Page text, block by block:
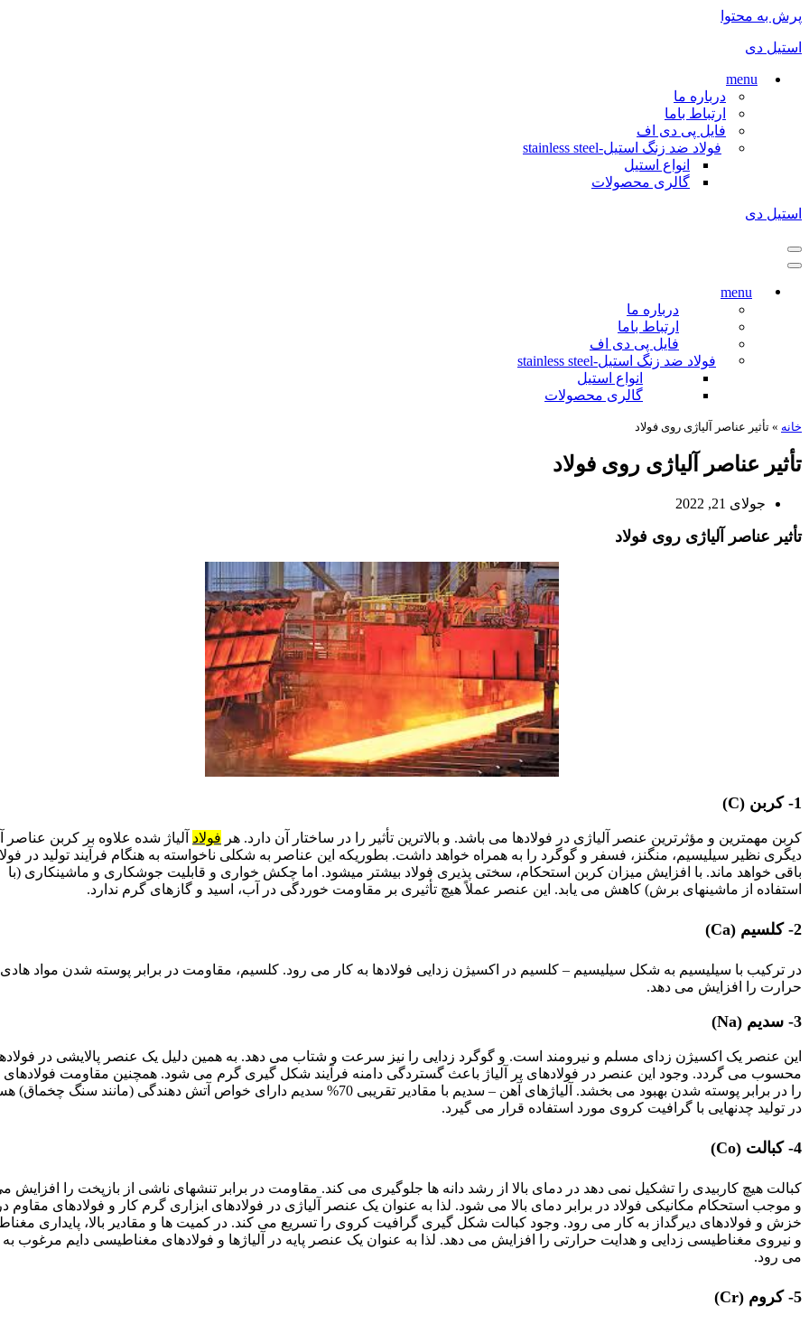
پرش به محتوا
استیل دی
menu
درباره ما
ارتباط باما
فایل پی دی اف
فولاد ضد زنگ استیل-stainless steel
انواع استیل
گالری محصولات
استیل دی
فهرست
ناوبری
فهرست
menu
درباره ما
ارتباط باما
فایل پی دی اف
فولاد ضد زنگ استیل-stainless steel
انواع استیل
گالری محصولات
خانه » تأثیر عناصر آلیاژی روی فولاد
تأثیر عناصر آلیاژی روی فولاد
جولای 21, 2022
تأثیر عناصر آلیاژی روی فولاد
1- کربن (C)
کربن مهمترین و مؤثرترین عنصر آلیاژی در فولادها می باشد. و بالاترین تأثیر را در ساختار آن دارد. هر فولاد آلیاژ شده علاوه بر کربن عناصر
دیگری نظیر سیلیسیم، منگنز، فسفر و گوگرد را به همراه خواهد داشت. بطوریکه این عناصر به شکلی ناخواسته به هنگام فرآیند تولید در
باقی خواهد ماند. با افزایش میزان کربن استحکام، سختی پذیری فولاد بیشتر میشود. اما چکش خواری و قابلیت جوشکاری و ماشینکاری (با
استفاده از ماشینهای برش) کاهش می یابد. این عنصر عملاً هیچ تأثیری بر مقاومت خوردگی در آب، اسید و گازهای گرم ندارد.
2- کلسیم (Ca)
در ترکیب با سیلیسیم به شکل سیلیسیم – کلسیم در اکسیژن زدایی فولادها به کار می رود. کلسیم، مقاومت در برابر پوسته شدن مواد هادی
حرارت را افزایش می دهد.
3- سدیم (Na)
این عنصر یک اکسیژن زدای مسلم و نیرومند است. و گوگرد زدایی را نیز سرعت و شتاب می دهد. به همین دلیل یک عنصر پالایشی در
محسوب می گردد. وجود این عنصر در فولادهای پر آلیاژ باعث گستردگی دامنه فرآیند شکل گیری گرم می شود. همچنین مقاومت فولادهای
را در برابر پوسته شدن بهبود می بخشد. آلیاژهای آهن – سدیم با مقادیر تقریبی 70% سدیم دارای خواص آتش دهندگی (مانند سنگ
در تولید چدنهایی با گرافیت کروی مورد استفاده قرار می گیرد.
4- کبالت (Co)
کبالت هیچ کاربیدی را تشکیل نمی دهد در دمای بالا از رشد دانه ها جلوگیری می کند. مقاومت در برابر تنشهای ناشی از بازپخت را افزایش
و موجب استحکام مکانیکی فولاد در برابر دمای بالا می شود. لذا به عنوان یک عنصر آلیاژی در فولادهای ابزاری گرم کار و فولادهای مقاوم در
خزش و فولادهای دیرگداز به کار می رود. وجود کبالت شکل گیری گرافیت کروی را تسریع می کند. در کمیت ها و مقادیر بالا، پایداری
و نیروی مغناطیسی زدایی و هدایت حرارتی را افزایش می دهد. لذا به عنوان یک عنصر پایه در آلیاژها و فولادهای مغناطیسی دایم مرغوب به
می رود.
5- کروم (Cr)